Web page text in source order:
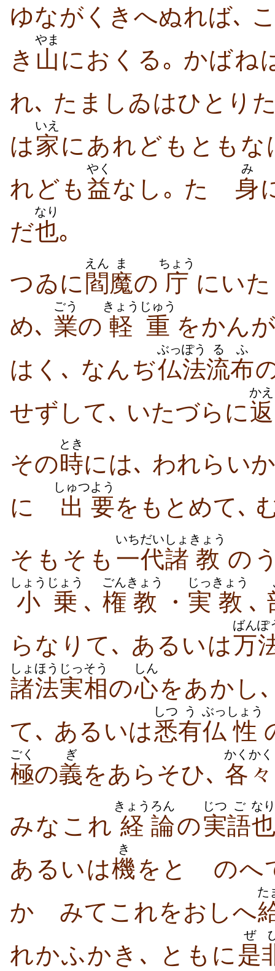
ゆながくきへぬれば､
き 山
やま
におくる｡ かばね
れ､ たましゐはひとり
は家
いえ
にあれどもとも
れども 益
やく
なし｡ たゞ 身
み
だ也
なり
｡
つゐに 閻
えん
魔
ま
の 庁
ちょう
にい
め､ 業
ごう
の 軽重
きょうじゅう
をかん
はく､ なんぢ仏法
ぶっぽう
流布
るふ
せずして､ いたづらに返
かえ
その時
とき
には､ われらい
に
出
しゅつ
要
よう
をもとめて､
そもそも 一代
いちだい
諸
しょ
教
きょう
の
小乗
しょうじょう
､ 権
ごん
教
きょう
・ 実
じっ
教
きょう
､
らなりて､ あるいは万
ばんぽ
諸法
しょほう
実相
じっそう
の心
しん
をあかし
て､ あるいは悉
しつ
有
う
仏
ぶっ
性
しょう
極
ごく
の義
ぎ
をあらそひ､ 各々
かくかく
みなこれ 経
きょう
論
ろん
の実
じつ
語
ご
也
なり
あるいは機
き
をとゝのへ
かゞみてこれをおしへ
た
れかふかき､ ともに是
ぜ